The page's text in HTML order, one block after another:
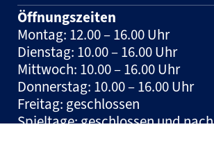
Öffnungszeiten
Montag: 12.00 – 16.00 Uhr
Dienstag: 10.00 – 16.00 Uhr
Mittwoch: 10.00 – 16.00 Uhr
Donnerstag: 10.00 – 16.00 Uhr
Freitag: geschlossen
Spieltage: geschlossen und nach